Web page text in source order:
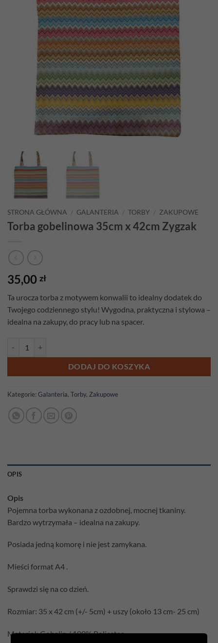
STRONA GŁÓWNA / GALANTERIA / TORBY / ZAKUPOWE
Torba gobelinowa 35cm x 42cm Zygzak
35,00 zł
Ta urocza torba z motywem konwalii to idealny dodatek do
Twojego codziennego stylu! Wygodna, praktyczna i stylowa –
idealna na zakupy, do pracy lub na spacer.
DODAJ DO KOSZYKA
Kategorie: Galanteria, Torby, Zakupowe
OPIS
Opis
Pojemna torba wykonana z ozdobnej, mocnej tkaniny.
Bardzo wytrzymała – idealna na zakupy.
Posiada jedną komorę i nie jest zamykana.
Mieści format A4 .
Sprawdzi się na co dzień.
Rozmiar: 35 x 42 cm (+/- 5cm) + uszy (około 13 cm- 25 cm)
Materiał: Gobelin / 100% Poliester